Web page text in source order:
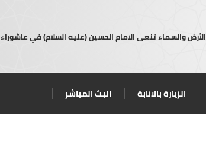
الأرض والسماء تنعى الامام الحسين (عليه السلام) في عاشوراء
الزيارة بالانابة البث المباشر